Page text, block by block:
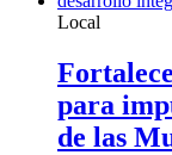
Local
para
de las